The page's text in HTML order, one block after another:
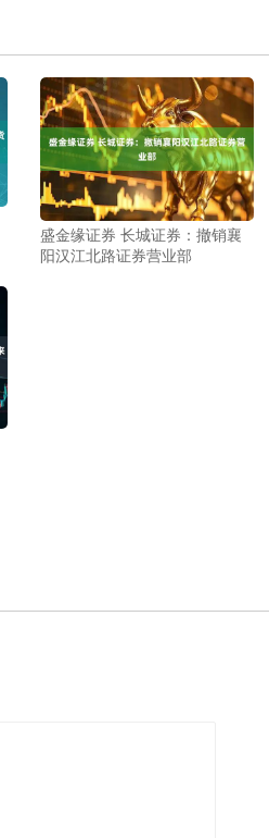
盛金缘证券 长城证券：撤销襄
阳汉江北路证券营业部